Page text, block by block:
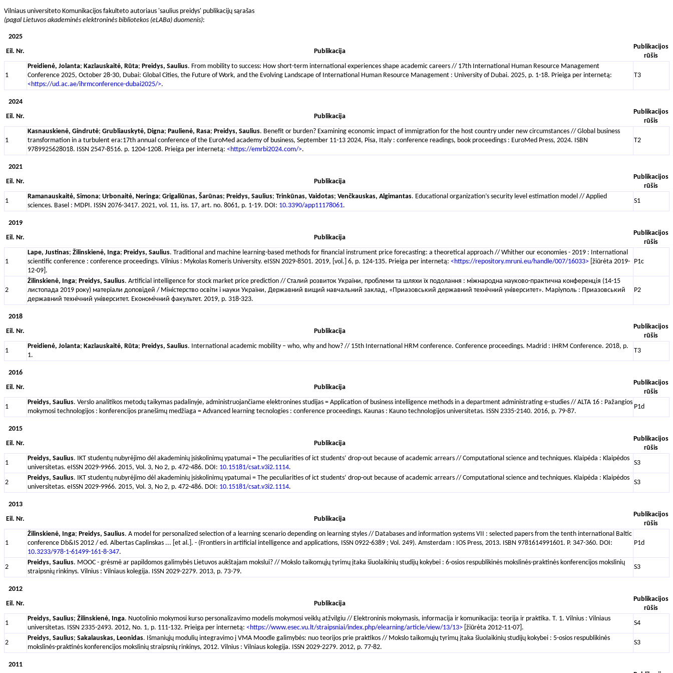
Vilniaus universiteto Komunikacijos fakulteto autoriaus 'saulius preidys' publikacijų sąrašas
(pagal Lietuvos akademinės elektroninės bibliotekos (eLABa) duomenis):
2025
Eil. Nr.
Publikacija
Publikacijos
rūšis
1
Preidienė, Jolanta; Kazlauskaitė, Rūta; Preidys, Saulius. From mobility to success: How short-term international experiences shape academic careers // 17th International Human Resource Management
Conference 2025, October 28-30, Dubai: Global Cities, the Future of Work, and the Evolving Landscape of International Human Resource Management : University of Dubai. 2025, p. 1-18. Prieiga per internetą:
<https://ud.ac.ae/ihrmconference-dubai2025/>.
T3
2024
Eil. Nr.
Publikacija
Publikacijos
rūšis
1
Kasnauskienė, Gindrutė; Grubliauskytė, Digna; Paulienė, Rasa; Preidys, Saulius. Benefit or burden? Examining economic impact of immigration for the host country under new circumstances // Global business
transformation in a turbulent era:17th annual conference of the EuroMed academy of business, September 11-13 2024, Pisa, Italy : conference readings, book proceedings : EuroMed Press, 2024. ISBN
9789925628018. ISSN 2547-8516. p. 1204-1208. Prieiga per internetą: <https://emrbi2024.com/>.
T2
2021
Eil. Nr.
Publikacija
Publikacijos
rūšis
1
Ramanauskaitė, Simona; Urbonaitė, Neringa; Grigaliūnas, Šarūnas; Preidys, Saulius; Trinkūnas, Vaidotas; Venčkauskas, Algimantas. Educational organization’s security level estimation model // Applied
sciences. Basel : MDPI. ISSN 2076-3417. 2021, vol. 11, iss. 17, art. no. 8061, p. 1-19. DOI: 10.3390/app11178061.
S1
2019
Eil. Nr.
Publikacija
Publikacijos
rūšis
1
Lape, Justinas; Žilinskienė, Inga; Preidys, Saulius. Traditional and machine learning-based methods for financial instrument price forecasting: a theoretical approach // Whither our economies - 2019 : International
scientific conference : conference proceedings. Vilnius : Mykolas Romeris University. eISSN 2029-8501. 2019, [vol.] 6, p. 124-135. Prieiga per internetą: <https://repository.mruni.eu/handle/007/16033> [žiūrėta 2019-
12-09].
P1c
2
Žilinskienė, Inga; Preidys, Saulius. Artificial intelligence for stock market price prediction // Сталий розвиток України, проблеми та шляхи їх подолання : міжнародна науково-практична конференція (14-15
листопада 2019 року) матеріали доповідей / Міністерство освіти і науки України, Державний вищий навчальний заклад, «Приазовський державний технічний університет». Маріуполь : Приазовський
державний технічний університет. Економічний факультет. 2019, p. 318-323.
P2
2018
Eil. Nr.
Publikacija
Publikacijos
rūšis
1
Preidienė, Jolanta; Kazlauskaitė, Rūta; Preidys, Saulius. International academic mobility – who, why and how? // 15th International HRM conference. Conference proceedings. Madrid : IHRM Conference. 2018, p.
1.
T3
2016
Eil. Nr.
Publikacija
Publikacijos
rūšis
1
Preidys, Saulius. Verslo analitikos metodų taikymas padalinyje, administruojančiame elektronines studijas = Application of business intelligence methods in a department administrating e-studies // ALTA 16 : Pažangios
mokymosi technologijos : konferencijos pranešimų medžiaga = Advanced learning tecnologies : conference proceedings. Kaunas : Kauno technologijos universitetas. ISSN 2335-2140. 2016, p. 79-87.
P1d
2015
Eil. Nr.
Publikacija
Publikacijos
rūšis
1
Preidys, Saulius. IKT studentų nubyrėjimo dėl akademinių įsiskolinimų ypatumai = The peculiarities of ict students‘ drop-out because of academic arrears // Computational science and techniques. Klaipėda : Klaipėdos
universitetas. eISSN 2029-9966. 2015, Vol. 3, No 2, p. 472-486. DOI: 10.15181/csat.v3i2.1114.
S3
2
Preidys, Saulius. IKT studentų nubyrėjimo dėl akademinių įsiskolinimų ypatumai = The peculiarities of ict students‘ drop-out because of academic arrears // Computational science and techniques. Klaipėda : Klaipėdos
universitetas. eISSN 2029-9966. 2015, Vol. 3, No 2, p. 472-486. DOI: 10.15181/csat.v3i2.1114.
S3
2013
Eil. Nr.
Publikacija
Publikacijos
rūšis
1
Žilinskienė, Inga; Preidys, Saulius. A model for personalized selection of a learning scenario depending on learning styles // Databases and information systems VII : selected papers from the tenth international Baltic
conference Db&IS 2012 / ed. Albertas Caplinskas ... [et al.]. - (Frontiers in artificial intelligence and applications, ISSN 0922-6389 ; Vol. 249). Amsterdam : IOS Press, 2013. ISBN 9781614991601. P. 347-360. DOI:
10.3233/978-1-61499-161-8-347.
P1d
2
Preidys, Saulius. MOOC - grėsmė ar papildomos galimybės Lietuvos aukštajam mokslui? // Mokslo taikomųjų tyrimų įtaka šiuolaikinių studijų kokybei : 6-osios respublikinės mokslinės-praktinės konferencijos mokslinių
straipsnių rinkinys. Vilnius : Vilniaus kolegija. ISSN 2029-2279. 2013, p. 73-79.
S3
2012
Eil. Nr.
Publikacija
Publikacijos
rūšis
1
Preidys, Saulius; Žilinskienė, Inga. Nuotolinio mokymosi kurso personalizavimo modelis mokymosi veiklų atžvilgiu // Elektroninis mokymasis, informacija ir komunikacija: teorija ir praktika. T. 1. Vilnius : Vilniaus
universitetas. ISSN 2335-2493. 2012, No. 1, p. 111-132. Prieiga per internetą: <https://www.esec.vu.lt/straipsniai/index.php/elearning/article/view/13/13> [žiūrėta 2012-11-07].
S4
2
Preidys, Saulius; Sakalauskas, Leonidas. Išmaniųjų modulių integravimo į VMA Moodle galimybės: nuo teorijos prie praktikos // Mokslo taikomųjų tyrimų įtaka šiuolaikinių studijų kokybei : 5-osios respublikinės
mokslinės-praktinės konferencijos mokslinių straipsnių rinkinys, 2012. Vilnius : Vilniaus kolegija. ISSN 2029-2279. 2012, p. 77-82.
S3
2011